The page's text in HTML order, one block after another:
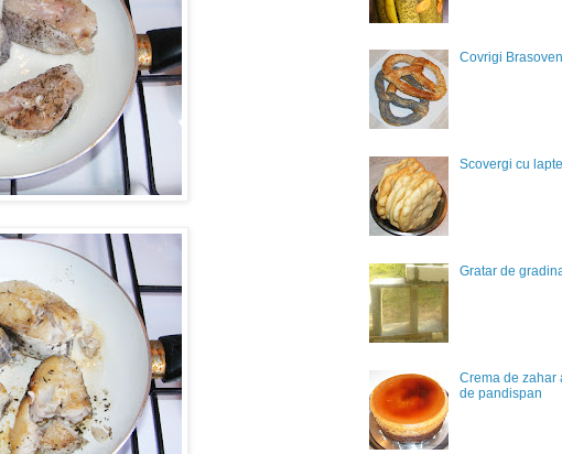
Covrigi
Scovergi cu
Gratar de
Crema de zahar
de pandispan